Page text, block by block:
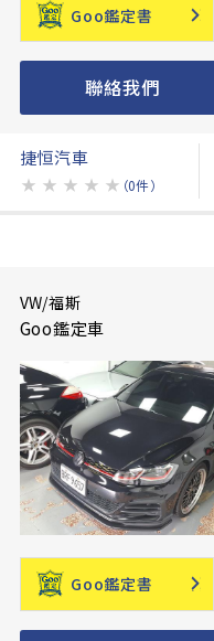
Goo鑑定書
聯絡我們
捷恒汽車
★ ★ ★ ★ ★ （0件）
VW/福斯
Goo鑑定車
Goo鑑定書